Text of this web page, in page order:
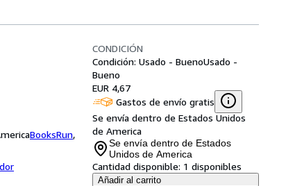
BooksRun,
CONDICIÓN
Condición: Usado - BuenoUsado -
Bueno
EUR 4,67
Gastos de envío gratis
Se envía dentro de Estados Unidos
de America
Se envía dentro de Estados
Unidos de America
Cantidad disponible: 1 disponibles
Añadir al carrito